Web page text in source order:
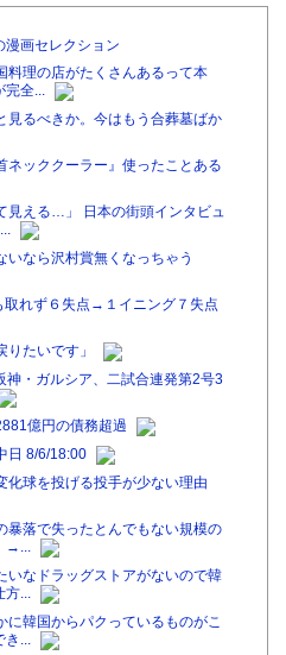
漫画セレクション
料理の店がたくさんあるって本
完全...
見るべきか。今はもう合葬墓ばか
ネッククーラー』使ったことある
見える…」 日本の街頭インタビュ
いなら沢村賞無くなっちゃう
取れず６失点→１イニング７失点
たいです」
神・ガルシア、二試合連発第2号3
億円の債務超過
日 8/6/18:00
球を投げる投手が少ない理由
暴落で失ったとんでもない規模の
→...
いなドラッグストアがないので韓
方...
に韓国からパクっているものがこ
き...